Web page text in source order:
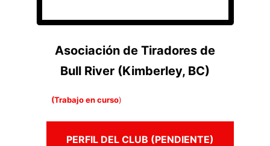
Asociación de Tiradores de
Bull River (Kimberley, BC)
(Trabajo en curso)
PERFIL DEL CLUB (PENDIENTE)